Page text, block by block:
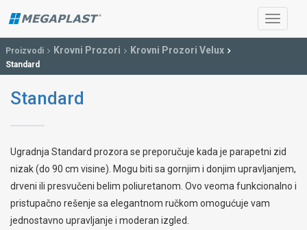
Proizvodi Krovni Prozori Krovni Prozori Velux
Standard
Standard
Ugradnja Standard prozora se preporučuje kada je parapetni zid
nizak (do 90 cm visine). Mogu biti sa gornjim i donjim upravljanjem,
drveni ili presvučeni belim poliuretanom. Ovo veoma funkcionalno i
pristupačno rešenje sa elegantnom ručkom omogućuje vam
jednostavno upravljanje i moderan izgled.